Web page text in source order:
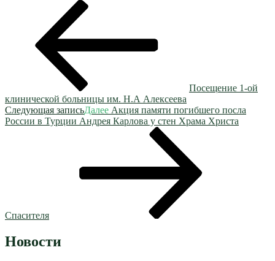
Посещение 1-ой
клинической больницы им. Н.А Алексеева
Следующая записьДалее Акция памяти погибшего посла
России в Турции Андрея Карлова у стен Храма Христа
Спасителя
Новости